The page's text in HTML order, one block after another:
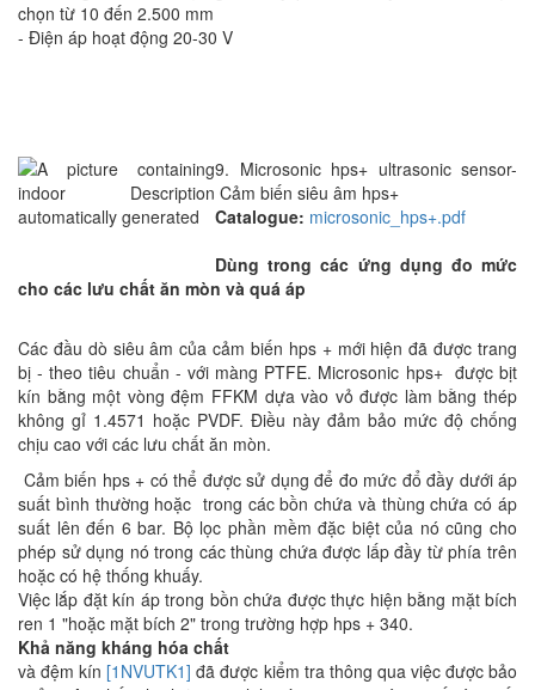
chọn từ 10 đến 2.500 mm
- Điện áp hoạt động 20-30 V
9. Microsonic hps+ ultrasonic sensor-
Cảm biến siêu âm hps+
Catalogue: microsonic_hps+.pdf
Dùng trong các ứng dụng đo mức
cho các lưu chất ăn mòn và quá áp
Các đầu dò siêu âm của cảm biến hps + mới hiện đã được trang
bị - theo tiêu chuẩn - với màng PTFE. Microsonic hps+ được bịt
kín bằng một vòng đệm FFKM dựa vào vỏ được làm bằng thép
không gỉ 1.4571 hoặc PVDF. Điều này đảm bảo mức độ chống
chịu cao với các lưu chất ăn mòn.
Cảm biến hps + có thể được sử dụng để đo mức đổ đầy dưới áp
suất bình thường hoặc trong các bồn chứa và thùng chứa có áp
suất lên đến 6 bar. Bộ lọc phần mềm đặc biệt của nó cũng cho
phép sử dụng nó trong các thùng chứa được lấp đầy từ phía trên
hoặc có hệ thống khuấy.
Việc lắp đặt kín áp trong bồn chứa được thực hiện bằng mặt bích
ren 1 "hoặc mặt bích 2" trong trường hợp hps + 340.
Khả năng kháng hóa chất
và đệm kín [1NVUTK1] đã được kiểm tra thông qua việc được bảo